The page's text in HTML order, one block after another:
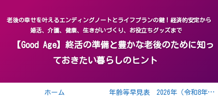
老後の幸せを叶えるエンディングノートとライフプランの鍵！経済的安定から
婚活、介護、健康、生きがいづくり、お役立ちグッズまで
【Good Age】終活の準備と豊かな老後のために知っ
ておきたい暮らしのヒント
ホーム 年齢等早見表 2026年（令和8年） 2027年（令和9年）